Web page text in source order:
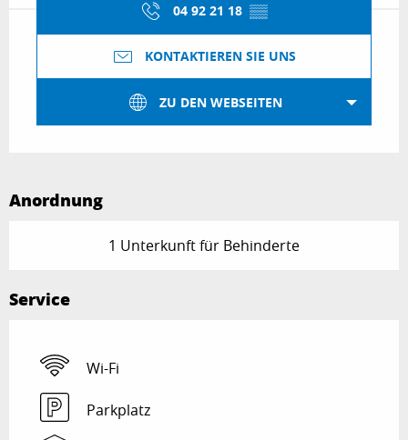
04 92 21 18 ▒▒
KONTAKTIEREN SIE UNS
ZU DEN WEBSEITEN
Anordnung
1 Unterkunft für Behinderte
Service
Wi-Fi
Parkplatz